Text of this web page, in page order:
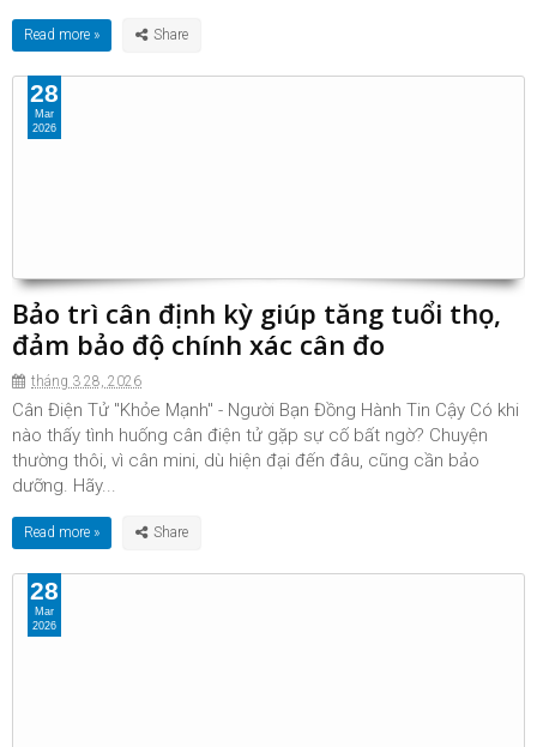
Read more »
Bảo trì cân định kỳ giúp tăng tuổi thọ,
đảm bảo độ chính xác cân đo
tháng 3 28, 2026
Cân Điện Tử "Khỏe Mạnh" - Người Bạn Đồng Hành Tin Cậy Có khi
nào thấy tình huống cân điện tử gặp sự cố bất ngờ? Chuyện
thường thôi, vì cân mini, dù hiện đại đến đâu, cũng cần bảo
dưỡng. Hãy...
Read more »
28
Mar
2026
28
Mar
2026